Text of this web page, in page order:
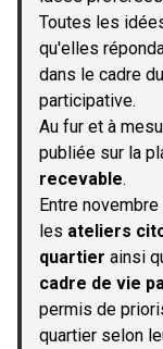
Toutes les
qu'elles
dans le cadre du
participative.
Au fur et à
publiée sur la
recevable.
Entre
les ateliers
quartier ainsi
cadre de vie
permis de
quartier selon